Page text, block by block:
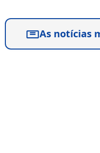
As notícias